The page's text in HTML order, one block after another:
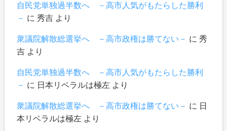
自民党単独過半数へ －高市人気がもたらした勝利
－ に 秀吉より
衆議院解散総選挙へ －高市政権は勝てない－ に 秀
吉より
自民党単独過半数へ －高市人気がもたらした勝利
－ に 日本リベラルは極左 より
衆議院解散総選挙へ －高市政権は勝てない－ に 日
本リベラルは極左 より